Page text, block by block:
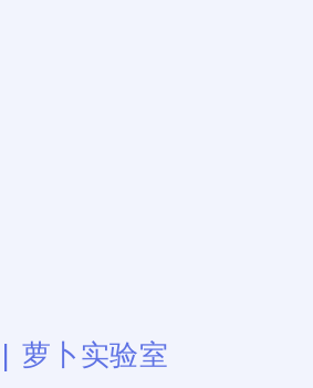
萝卜实验室